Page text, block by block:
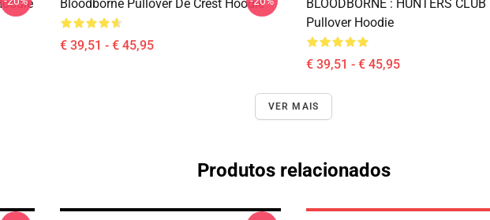
Bloodborne Pullover De Crest Hoodie
€ 39,51 - € 45,95
BLOODBORNE : HUNTERS CLUB
Pullover Hoodie
€ 39,51 - € 45,95
VER MAIS
Produtos relacionados